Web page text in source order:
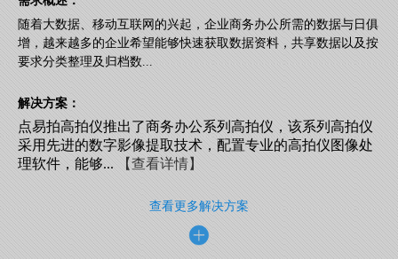
随着大数据、移动互联网的兴起，企业商务办公所需的数据与日俱
增，越来越多的企业希望能够快速获取数据资料，共享数据以及按
要求分类整理及归档数...
解决方案：
点易拍高拍仪推出了商务办公系列高拍仪，该系列高拍仪
采用先进的数字影像提取技术，配置专业的高拍仪图像处
理软件，能够...【查看详情】
查看更多解决方案